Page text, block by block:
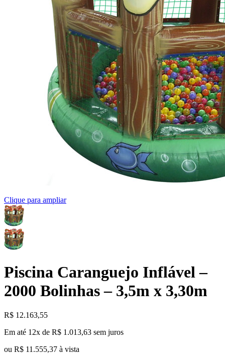
Clique para ampliar
Piscina Caranguejo Inflável –
2000 Bolinhas – 3,5m x 3,30m
R$ 12.163,55
Em até 12x de R$ 1.013,63 sem juros
ou R$ 11.555,37 à vista